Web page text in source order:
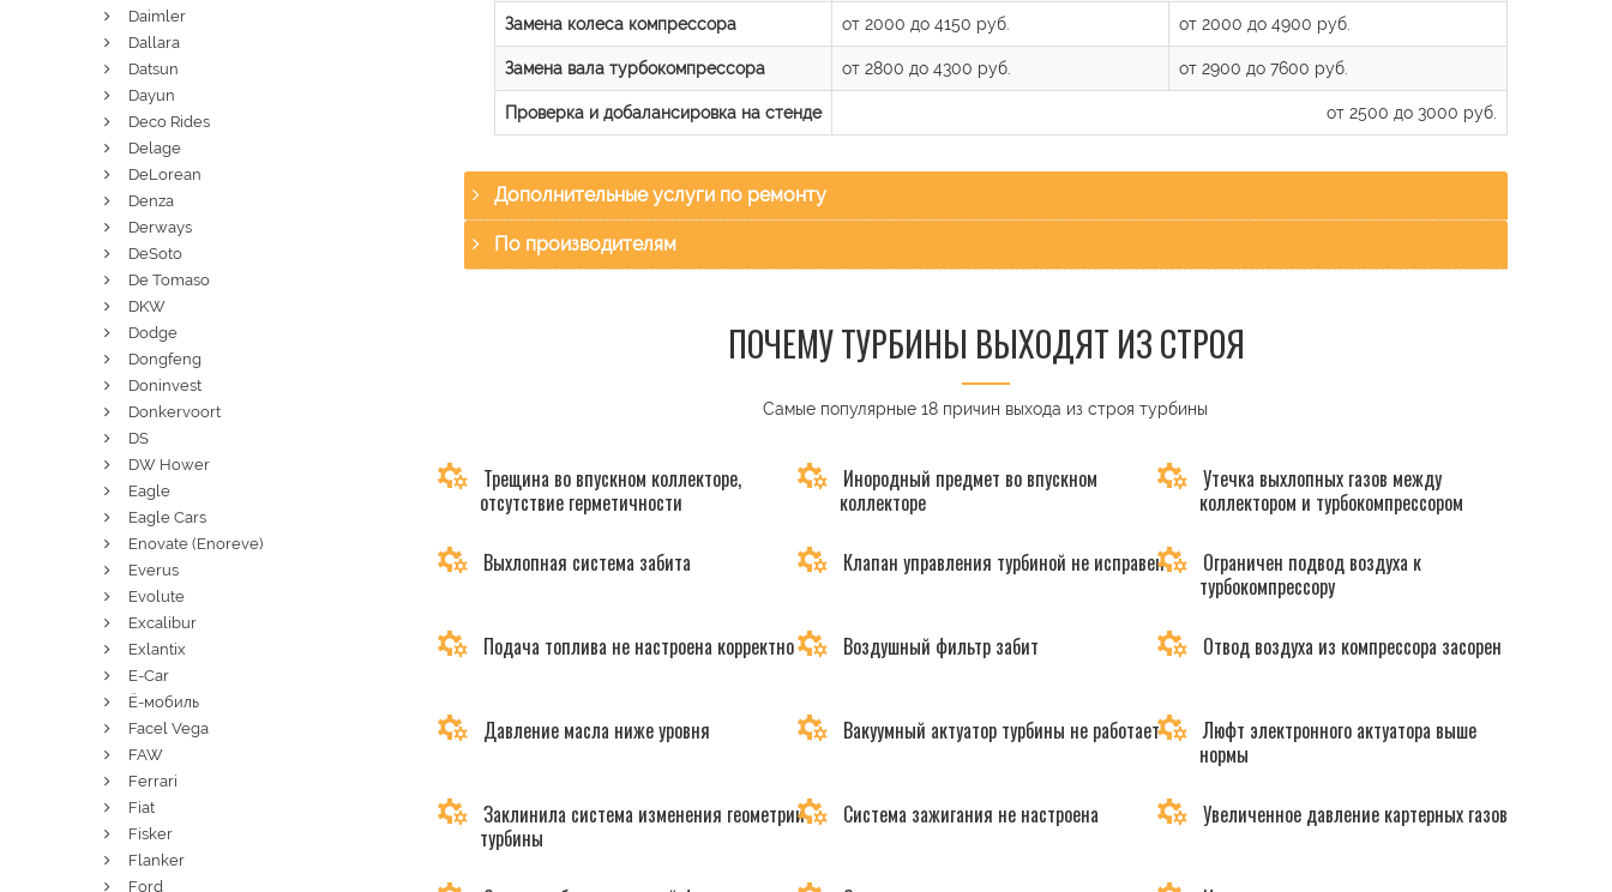
Замена колеса компрессора от 2000 до 4150 руб. от 2000 до 4900 руб.
Замена вала турбокомпрессора от 2800 до 4300 руб. от 2900 до 7600 руб.
Проверка и добалансировка на стенде от 2500 до 3000 руб.
Дополнительные услуги по ремонту
По производителям
ПОЧЕМУ ТУРБИНЫ ВЫХОДЯТ ИЗ СТРОЯ
Самые популярные 18 причин выхода из строя турбины
Трещина во впускном коллекторе,
отсутствие герметичности
Инородный предмет во впускном
коллекторе
Утечка выхлопных газов между
коллектором и турбокомпрессором
Выхлопная система забита Клапан управления турбиной не исправен
Ограничен подвод воздуха к
турбокомпрессору
Подача топлива не настроена корректно Воздушный фильтр забит Отвод воздуха из компрессора засорен
Давление масла ниже уровня Вакуумный актуатор турбины не работает
Люфт электронного актуатора выше
нормы
Заклинила система изменения геометрии
турбины
Система зажигания не настроена Увеличенное давление картерных газов
Daimler
Dallara
Datsun
Dayun
Deco Rides
Delage
DeLorean
Denza
Derways
DeSoto
De Tomaso
DKW
Dodge
Dongfeng
Doninvest
Donkervoort
DS
DW Hower
Eagle
Eagle Cars
Enovate (Enoreve)
Everus
Evolute
Excalibur
Exlantix
E-Car
Ё-мобиль
Facel Vega
FAW
Ferrari
Fiat
Fisker
Flanker
Ford